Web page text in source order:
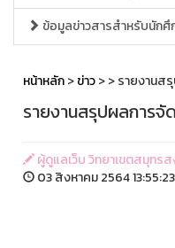
ข้อมูลข่าวสารสำหรับนักศึ
หน้าหลัก>ข่าว>> รายงานส
รายงานสรุปผลการจั
ผู้ดูแลเว็บ วิทยาเขตสมุทร
03 สิงหาคม 2564 13:55:23